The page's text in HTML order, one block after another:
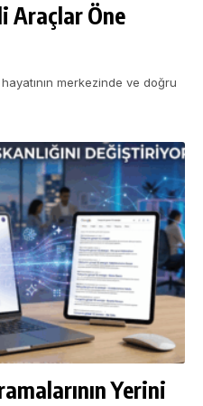
Araçlar Öne
merkezinde ve doğru
Yerini